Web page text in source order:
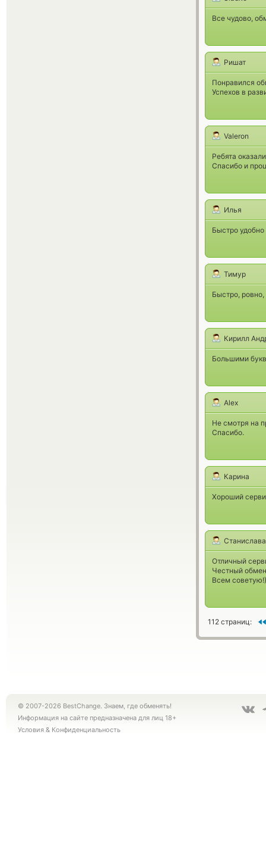
Все чудово,
Ришат
Понравился
Успехов в
Valeron
Ребята
Спасибо и
Илья
Быстро
Тимур
Быстро,
Кирилл
Большими
Alex
Не смотря на
Спасибо.
Карина
Хороший
Станислава
Отличный
Честный
Всем советую!)
112 страниц:
© 2007-2026 BestChange. Знаем, где обменять!
Информация на сайте предназначена для лиц 18+
Условия & Конфиденциальность